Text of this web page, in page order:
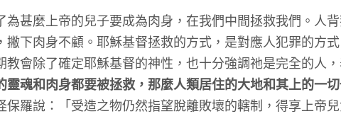
麼上帝的兒子要成為肉身，在我們中間拯救我們。人
撇下肉身不顧。耶穌基督拯救的方式，是對應人犯罪的方
教會除了確定耶穌基督的神性，也十分強調祂是完全的人
靈魂和肉身都要被拯救，那麼人類居住的大地和其上的一
保羅說：「受造之物仍然指望脫離敗壞的轄制，得享上帝兒